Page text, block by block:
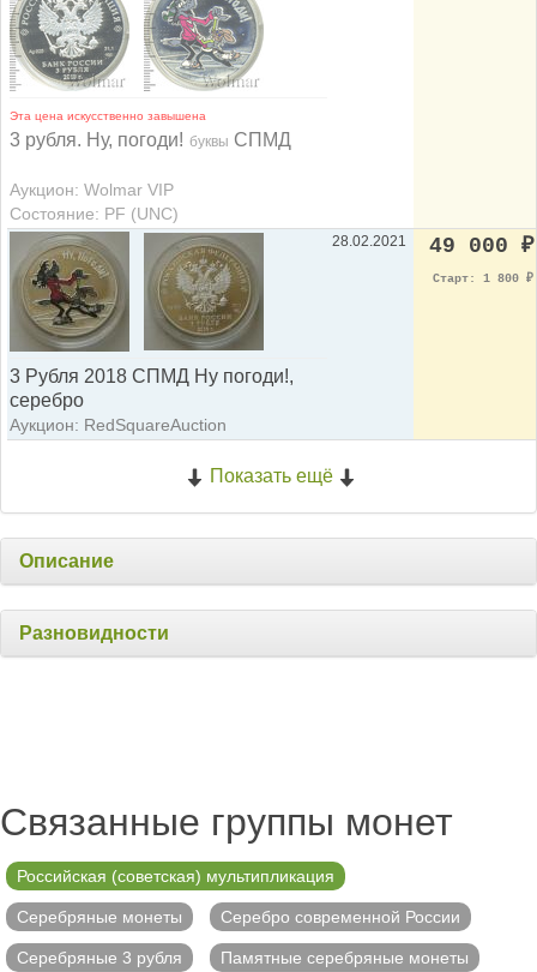
Эта цена искусственно завышена
3 рубля. Ну, погоди! буквы СПМД
Аукцион: Wolmar VIP
Состояние: PF (UNC)
3 Рубля 2018 СПМД Ну погоди!,
серебро
Аукцион: RedSquareAuction
28.02.2021 49 000 ₽
Старт: 1 800 ₽
Показать ещё
Описание
Разновидности
Связанные группы монет
Российская (советская) мультипликация
Серебряные монеты Серебро современной России
Серебряные 3 рубля Памятные серебряные монеты